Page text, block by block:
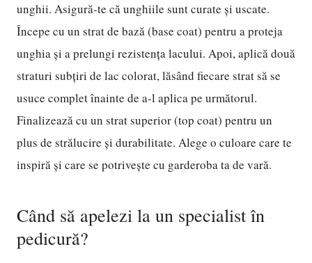
unghii. Asigură-te că unghiile sunt curate și uscate.
Începe cu un strat de bază (base coat) pentru a proteja
unghia și a prelungi rezistența lacului. Apoi, aplică două
straturi subțiri de lac colorat, lăsând fiecare strat să se
usuce complet înainte de a-l aplica pe următorul.
Finalizează cu un strat superior (top coat) pentru un
plus de strălucire și durabilitate. Alege o culoare care te
inspiră și care se potrivește cu garderoba ta de vară.
Când să apelezi la un specialist în
pedicură?